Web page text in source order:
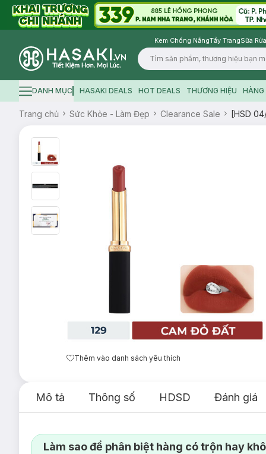
Kem Chống NắngTẩy TrangSữa
Logo
Hamburger icon
DANH MỤC HASAKI DEALS HOT DEALS THƯƠNG HIỆU HÀNG
Trang chủ Sức Khỏe - Làm Đẹp Clearance Sale [HSD
Thêm vào danh sách yêu thích
Mô tả Thông số HDSD Đánh giá
Làm sao để phân biệt hàng có trộn hay